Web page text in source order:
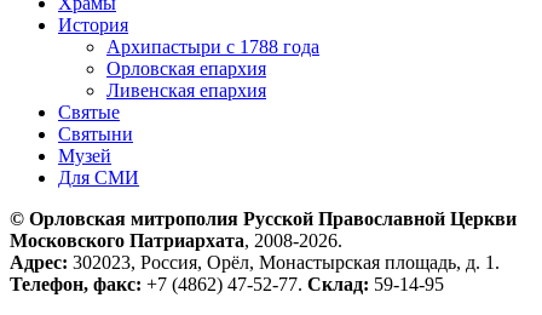
История
Архипастыри с 1788 года
Орловская епархия
Ливенская епархия
Святые
Святыни
Музей
Для СМИ
© Орловская митрополия Русской Православной Церкви
Московского Патриархата, 2008-2026.
Адрес: 302023, Россия, Орёл, Монастырская площадь, д. 1.
Телефон, факс: +7 (4862) 47-52-77. Склад: 59-14-95